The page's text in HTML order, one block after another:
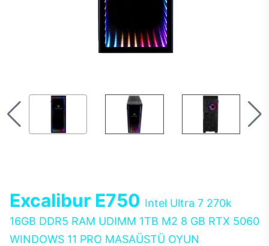
Excalibur E750 Intel Ultra 7 270k
16GB DDR5 RAM UDIMM 1TB M2 8 GB RTX 5060
WINDOWS 11 PRO MASAÜSTÜ OYUN